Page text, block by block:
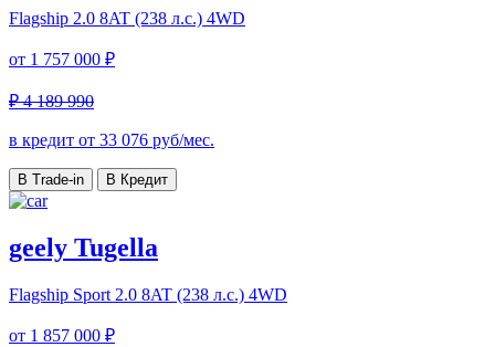
Flagship 2.0 8AT (238 л.с.) 4WD
от 1 757 000 ₽
₽ 4 189 990
в кредит от 33 076 руб/мес.
В Trade-in В Кредит
geely Tugella
Flagship Sport 2.0 8AT (238 л.с.) 4WD
от 1 857 000 ₽